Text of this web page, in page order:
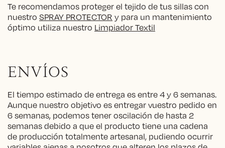
Te recomendamos proteger el tejido de tus sillas con
nuestro SPRAY PROTECTOR y para un mantenimiento
óptimo utiliza nuestro Limpiador Textil
ENVÍOS
El tiempo estimado de entrega es entre 4 y 6 semanas.
Aunque nuestro objetivo es entregar vuestro pedido en
6 semanas, podemos tener oscilación de hasta 2
semanas debido a que el producto tiene una cadena
de producción totalmente artesanal, pudiendo ocurrir